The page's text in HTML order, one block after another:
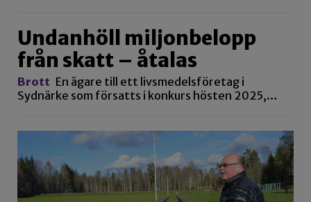
Undanhöll miljonbelopp
från skatt – åtalas
Brott En ägare till ett livsmedelsföretag i
Sydnärke som försatts i konkurs hösten 2025,…